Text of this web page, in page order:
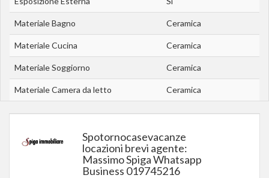
Materiale Bagno Ceramica
Materiale Cucina Ceramica
Materiale Soggiorno Ceramica
Materiale Camera da letto Ceramica
Spotornocasevacanze
locazioni brevi agente:
Massimo Spiga Whatsapp
Business 019745216